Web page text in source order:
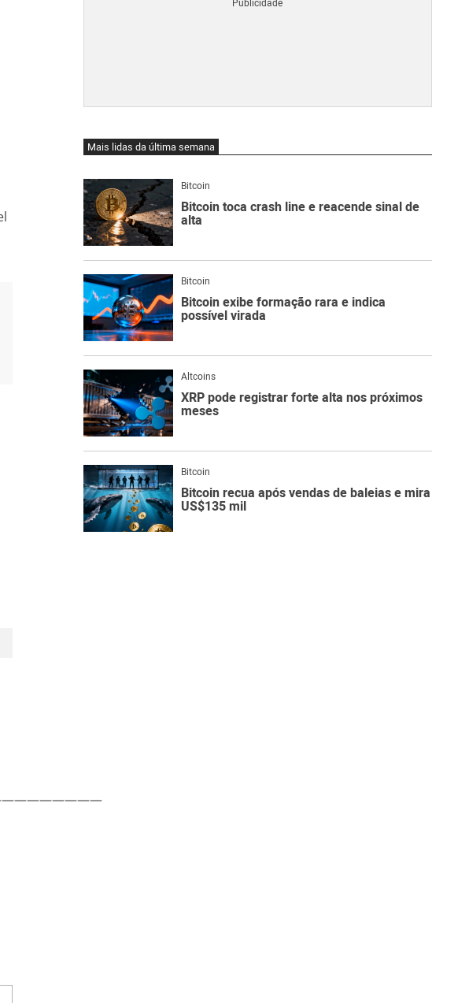
Mais lidas da última semana
Bitcoin
Bitcoin toca crash line e reacende sinal de
alta
Bitcoin
Bitcoin exibe formação rara e indica
possível virada
Altcoins
XRP pode registrar forte alta nos próximos
meses
Bitcoin
Bitcoin recua após vendas de baleias e mira
US$135 mil